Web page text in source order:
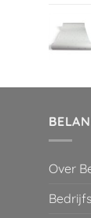
Over